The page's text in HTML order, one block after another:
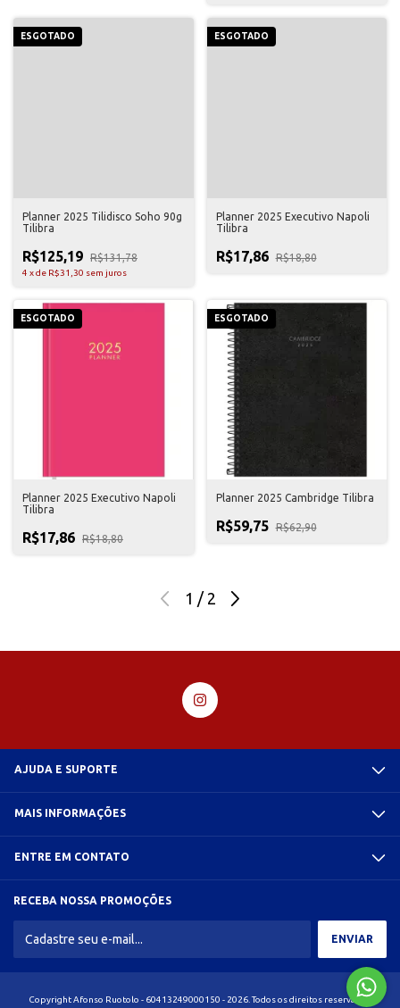
ESGOTADO
Planner 2025 Tilidisco Soho 90g
Tilibra
R$125,19 R$131,78
4 xde R$31,30 sem juros
ESGOTADO
Planner 2025 Executivo Napoli
Tilibra
R$17,86 R$18,80
ESGOTADO
Planner 2025 Executivo Napoli
Tilibra
R$17,86 R$18,80
ESGOTADO
Planner 2025 Cambridge Tilibra
R$59,75 R$62,90
1 / 2
AJUDA E SUPORTE
MAIS INFORMAÇÕES
ENTRE EM CONTATO
RECEBA NOSSA PROMOÇÕES
Copyright Afonso Ruotolo - 60413249000150 - 2026. Todos os direitos reservados.